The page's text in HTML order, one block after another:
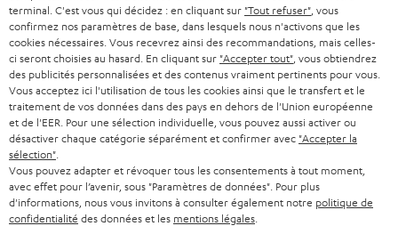
w
s
l
e
t
t
e
r
BLUETOOTH
CASQUES AUDIO
CASQUES BLUETOOTH AUDIO
SYSTEMES COMPLETS
ENCEINTES
B2B
NEWSLETTER
MAGASINS
AVANTAGES D’ACHAT
L’HISTOIRE DE TEUFEL
SUISSE
PAYS-BAS
BELGIQUE
FRANCE
terminal. C'est vous qui décidez : en cliquant sur "Tout refuser" , vous
confirmez nos paramètres de base, dans lesquels nous n'activons que les
cookies nécessaires. Vous recevrez ainsi des recommandations, mais celles-
ci seront choisies au hasard. En cliquant sur "Accepter tout" , vous obtiendrez
des publicités personnalisées et des contenus vraiment pertinents pour vous.
Vous acceptez ici l'utilisation de tous les cookies ainsi que le transfert et le
traitement de vos données dans des pays en dehors de l'Union européenne
et de l'EER. Pour une sélection individuelle, vous pouvez aussi activer ou
désactiver chaque catégorie séparément et confirmer avec "Accepter la
sélection"
Vous pouvez adapter et révoquer tous les consentements à tout moment,
avec effet pour l’avenir, sous "Paramètres de données". Pour plus
d'informations, nous vous invitons à consulter également notre politique de
confidentialité des données et les mentions légales